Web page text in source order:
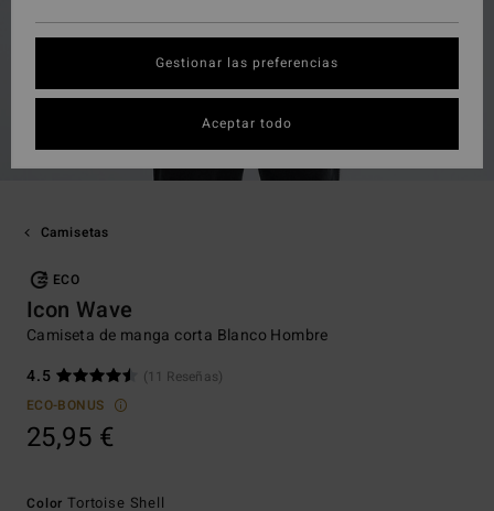
Camisetas
ECO
Icon Wave
Camiseta de manga corta Blanco Hombre
4.5
(11 Reseñas)
ECO-BONUS
25,95 €
ColorTortoise Shell
Gestionar las preferencias
Aceptar todo